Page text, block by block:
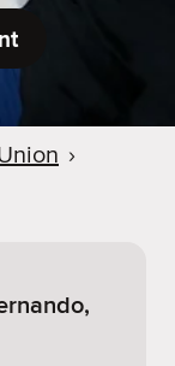
›